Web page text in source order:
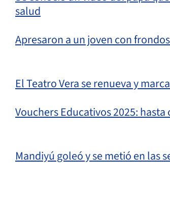
salud
Apresaron a un joven con
El Teatro Vera se renueva y
Vouchers Educativos 2025:
Mandiyú goleó y se metió en las